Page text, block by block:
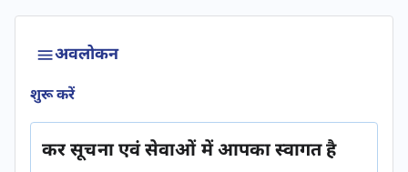
अवलोकन
शुरू करें
कर सूचना एवं सेवाओं में आपका स्वागत है